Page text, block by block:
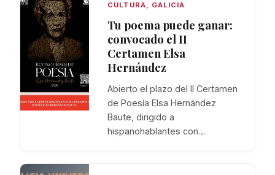
CULTURA, GALICIA
Tu poema puede ganar:
convocado el II
Certamen Elsa
Hernández
Abierto el plazo del II Certamen
de Poesía Elsa Hernández
Baute, dirigido a
hispanohablantes con…